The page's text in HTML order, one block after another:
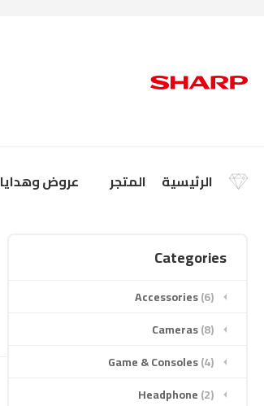
الرئيسية المتجر عروض وهدايا
Categories
Accessories(6)
Cameras(8)
Game & Consoles(4)
Headphone(2)